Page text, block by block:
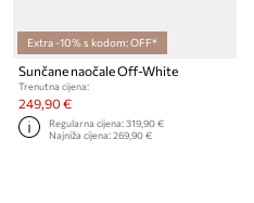
Extra -10% s kodom: OFF*
Sunčane naočale Off-White
Trenutna cijena:
249,90 €
Regularna cijena:319,90 €
Najniža cijena:269,90 €